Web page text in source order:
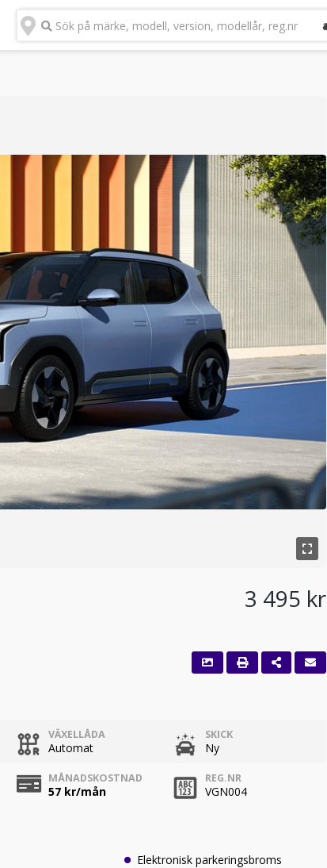
Sök på märke, modell, version, modellår, reg.nr
3 495 kr
VÄXELLÅDA
Automat
SKICK
Ny
MÅNADSKOSTNAD
57kr/mån
REG.NR
VGN004
Elektronisk parkeringsbroms